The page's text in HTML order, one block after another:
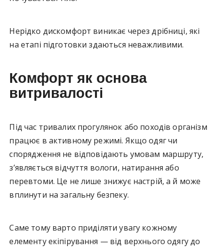
Нерідко дискомфорт виникає через дрібниці, які
на етапі підготовки здаються неважливими.
Комфорт як основа
витривалості
Під час тривалих прогулянок або походів організм
працює в активному режимі. Якщо одяг чи
спорядження не відповідають умовам маршруту,
з’являється відчуття вологи, натирання або
перевтоми. Це не лише знижує настрій, а й може
вплинути на загальну безпеку.
Саме тому варто приділяти увагу кожному
елементу екіпірування — від верхнього одягу до